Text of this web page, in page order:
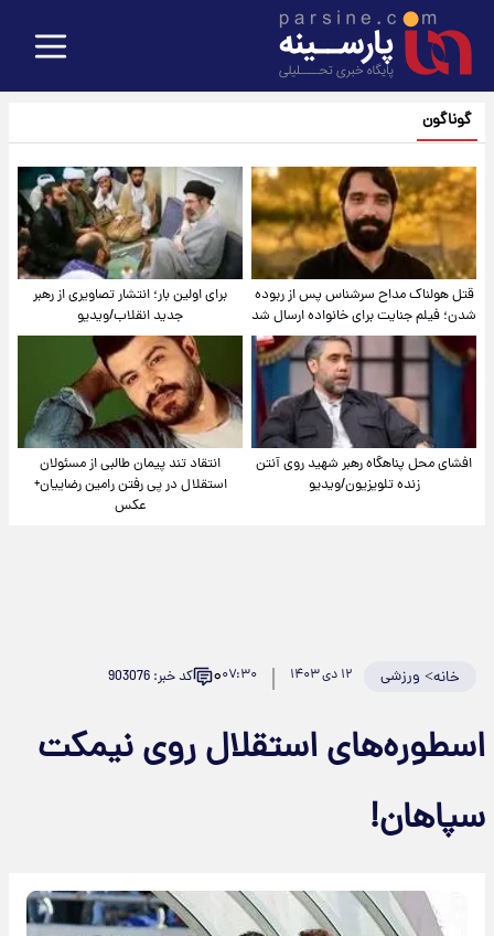
گوناگون
قتل هولناک مداح سرشناس پس از ربوده
شدن؛ فیلم جنایت برای خانواده ارسال شد
برای اولین بار؛ انتشار تصاویری از رهبر
جدید انقلاب/ویدیو
افشای محل پناهگاه‌ رهبر شهید روی آنتن
زنده تلویزیون/ویدیو
انتقاد تند پیمان طالبی از مسئولان
استقلال در پی رفتن رامین رضاییان+
عکس
خانه> ورزشی ۱۲ دی ۱۴۰۳ ۰۷:۳۰۰ کد خبر: 903076
اسطوره‌های استقلال روی نیمکت
سپاهان!